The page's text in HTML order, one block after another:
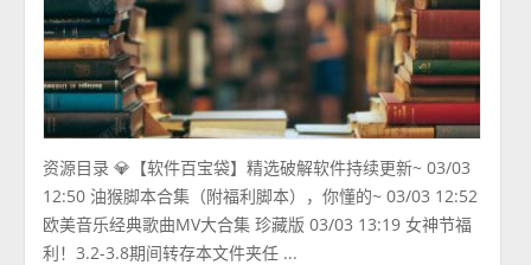
资源目录 💎【软件百宝袋】精选破解软件持续更新~ 03/03
12:50 油猴脚本合集（附福利脚本），你懂的~ 03/03 12:52
欧美音乐经典歌曲MV大合集 珍藏版 03/03 13:19 女神节福
利！3.2-3.8期间转存本文件夹任 ...